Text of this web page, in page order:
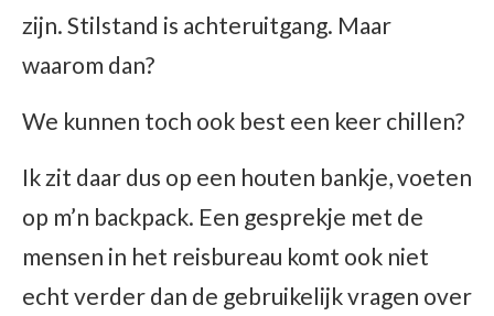
zijn. Stilstand is achteruitgang. Maar
waarom dan?
We kunnen toch ook best een keer chillen?
Ik zit daar dus op een houten bankje, voeten
op m’n backpack. Een gesprekje met de
mensen in het reisbureau komt ook niet
echt verder dan de gebruikelijk vragen over